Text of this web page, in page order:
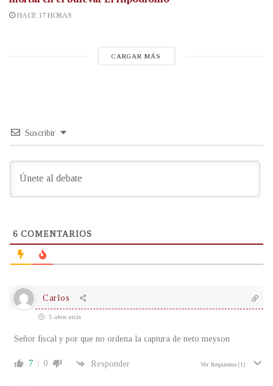
HACE 17 HORAS
CARGAR MÁS
Suscribir
6 COMENTARIOS
Carlos
5 años atrás
Señor fiscal y por que no ordena la captura de neto meyson
7 0 Responder Ver Respuestas (1)